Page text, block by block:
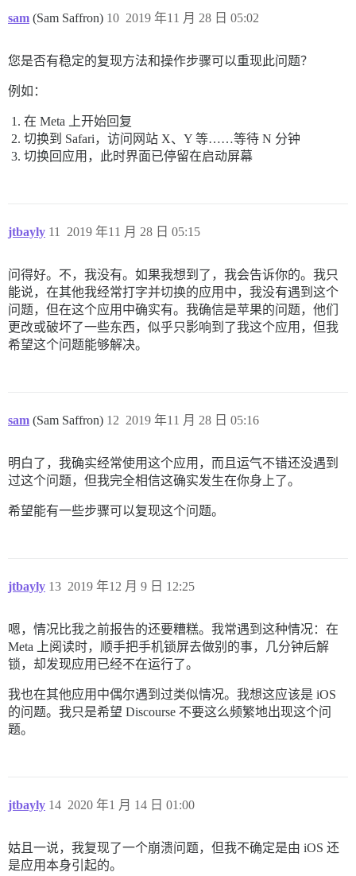
sam (Sam Saffron) 2019 年11 月 28 日 05:02
10
您是否有稳定的复现方法和操作步骤可以重现此问题？
例如：
在 Meta 上开始回复
切换到 Safari，访问网站 X、Y 等……等待 N 分钟
切换回应用，此时界面已停留在启动屏幕
jtbayly 2019 年11 月 28 日 05:15
11
问得好。不，我没有。如果我想到了，我会告诉你的。我只
能说，在其他我经常打字并切换的应用中，我没有遇到这个
问题，但在这个应用中确实有。我确信是苹果的问题，他们
更改或破坏了一些东西，似乎只影响到了我这个应用，但我
希望这个问题能够解决。
sam (Sam Saffron) 2019 年11 月 28 日 05:16
12
明白了，我确实经常使用这个应用，而且运气不错还没遇到
过这个问题，但我完全相信这确实发生在你身上了。
希望能有一些步骤可以复现这个问题。
jtbayly 2019 年12 月 9 日 12:25
13
嗯，情况比我之前报告的还要糟糕。我常遇到这种情况：在
Meta 上阅读时，顺手把手机锁屏去做别的事，几分钟后解
锁，却发现应用已经不在运行了。
我也在其他应用中偶尔遇到过类似情况。我想这应该是 iOS
的问题。我只是希望 Discourse 不要这么频繁地出现这个问
题。
jtbayly 2020 年1 月 14 日 01:00
14
姑且一说，我复现了一个崩溃问题，但我不确定是由 iOS 还
是应用本身引起的。